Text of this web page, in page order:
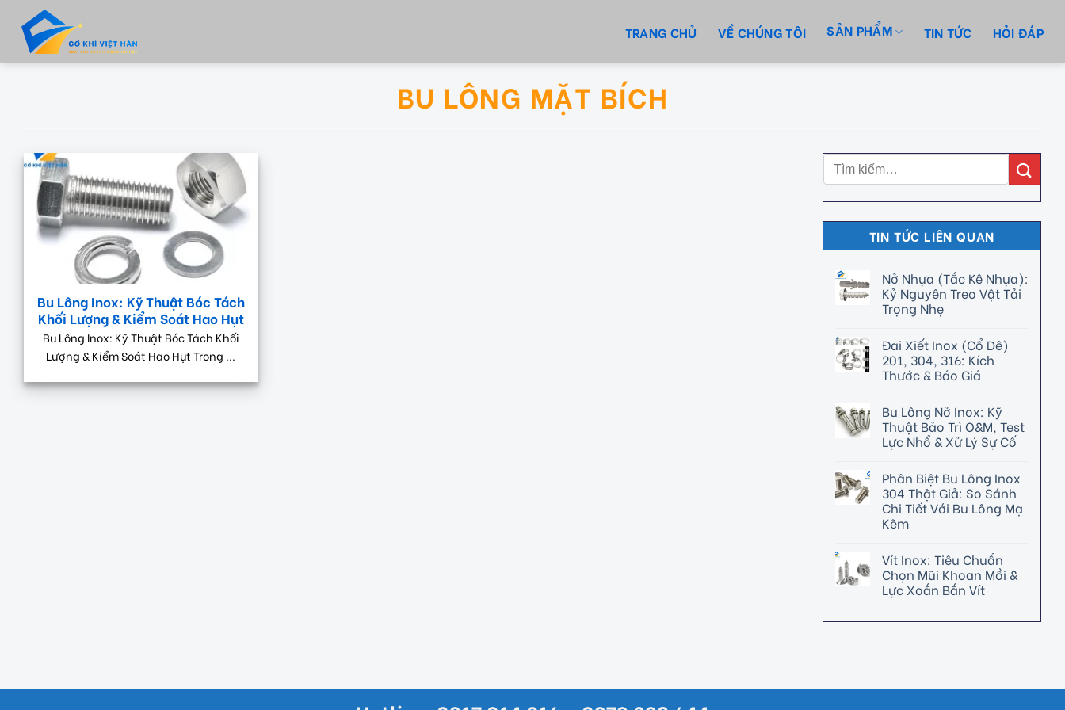
content
TRANG CHỦ VỀ CHÚNG TÔI SẢN PHẨM TIN TỨC HỎI ĐÁP
BU LÔNG MẶT BÍCH
Bu Lông Inox: Kỹ Thuật Bóc Tách
Khối Lượng & Kiểm Soát Hao Hụt
Bu Lông Inox: Kỹ Thuật Bóc Tách Khối
Lượng & Kiểm Soát Hao Hụt Trong ...
TIN TỨC LIÊN QUAN
Nở Nhựa (Tắc Kê Nhựa):
Kỷ Nguyên Treo Vật Tải
Trọng Nhẹ
Đai Xiết Inox (Cổ Dê)
201, 304, 316: Kích
Thước & Báo Giá
Bu Lông Nở Inox: Kỹ
Thuật Bảo Trì O&M, Test
Lực Nhổ & Xử Lý Sự Cố
Phân Biệt Bu Lông Inox
304 Thật Giả: So Sánh
Chi Tiết Với Bu Lông Mạ
Kẽm
Vít Inox: Tiêu Chuẩn
Chọn Mũi Khoan Mồi &
Lực Xoắn Bắn Vít